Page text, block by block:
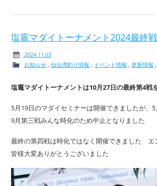
塩竈マダイトーナメント2024最終
2024.11.03
お知らせ ,仙台湾釣り情報 , イベント情報 ,更新情報
塩竈マダイトーナメントは10月27日の最終第4戦
5月19日のマダイセミナーは開催できましたが、
9月第三戦みんな時化のため中止となりました
最終の第四戦は時化ではなく開催できました エ
皆様大変ありがとうございました